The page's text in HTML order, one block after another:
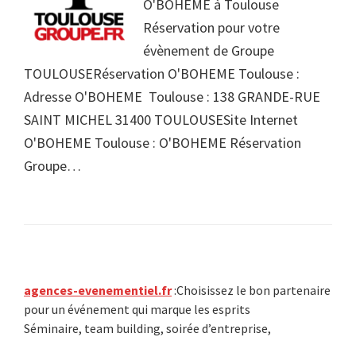
O'BOHEME à Toulouse
Réservation pour votre
évènement de Groupe
TOULOUSERéservation O'BOHEME Toulouse :
Adresse O'BOHEME Toulouse : 138 GRANDE-RUE
SAINT MICHEL 31400 TOULOUSESite Internet
O'BOHEME Toulouse : O'BOHEME Réservation
Groupe…
Primary
Sidebar
agences-evenementiel.fr:Choisissez le bon partenaire
pour un événement qui marque les esprits
Séminaire, team building, soirée d’entreprise,